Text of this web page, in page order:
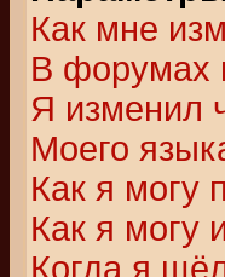
Как мне
В форумах
Я изменил
Моего
Как я могу
Как я могу
Когда я